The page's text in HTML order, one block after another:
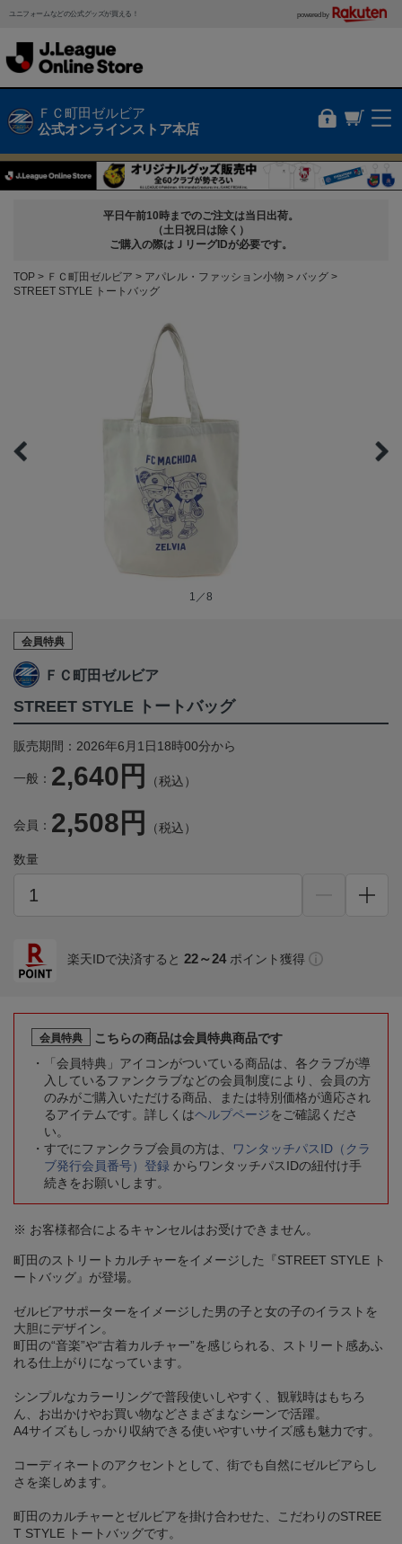
ユニフォームなどの公式グッズが買える！ powered by
ＦＣ町田ゼルビア
公式オンラインストア本店
平日午前10時までのご注文は当日出荷。
（土日祝日は除く）
ご購入の際はＪリーグIDが必要です。
TOP ＦＣ町田ゼルビア アパレル・ファッション小物
バッグ
STREET STYLE トートバッグ
1／8
会員特典
ＦＣ町田ゼルビア
STREET STYLE トートバッグ
販売期間：2026年6月1日18時00分から
一般： 2,640円 （税込）
会員： 2,508円 （税込）
数量
楽天IDで決済すると 22～24 ポイント獲得
会員特典
こちらの商品は会員特典商品です
「会員特典」アイコンがついている商品は、各クラブが導
入しているファンクラブなどの会員制度により、会員の方
のみがご購入いただける商品、または特別価格が適応され
るアイテムです。詳しくはヘルプページをご確認くださ
い。
すでにファンクラブ会員の方は、
ワンタッチパスID（クラ
ブ発行会員番号）登録 からワンタッチパスIDの紐付け手
続きをお願いします。
※ お客様都合によるキャンセルはお受けできません。
町田のストリートカルチャーをイメージした『STREET STYLE ト
ートバッグ』が登場。
ゼルビアサポーターをイメージした男の子と女の子のイラストを
大胆にデザイン。
町田の“音楽”や“古着カルチャー”を感じられる、ストリート感あふ
れる仕上がりになっています。
シンプルなカラーリングで普段使いしやすく、観戦時はもちろ
ん、お出かけやお買い物などさまざまなシーンで活躍。
A4サイズもしっかり収納できる使いやすいサイズ感も魅力です。
コーディネートのアクセントとして、街でも自然にゼルビアらし
さを楽しめます。
町田のカルチャーとゼルビアを掛け合わせた、こだわりのSTREE
T STYLE トートバッグです。